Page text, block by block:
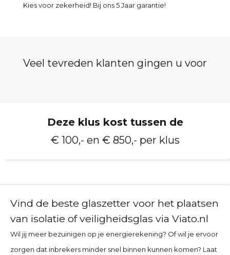
Kies voor zekerheid! Bij ons 5 Jaar garantie!
Veel tevreden klanten gingen u voor
Deze klus kost tussen de
€ 100,- en € 850,- per klus
Vind de beste glaszetter voor het plaatsen
van isolatie of veiligheidsglas via Viato.nl
Wil jij meer bezuinigen op je energierekening? Of wil je ervoor
zorgen dat inbrekers minder snel binnen kunnen komen? Laat